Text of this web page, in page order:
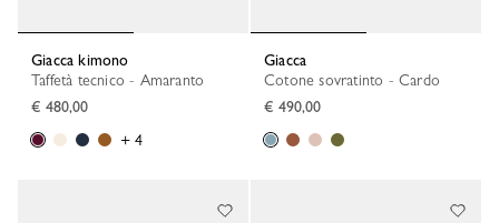
Giacca kimono
Taffetà tecnico - Amaranto
€ 480,00
+ 4
Giacca
Cotone sovratinto - Cardo
€ 490,00